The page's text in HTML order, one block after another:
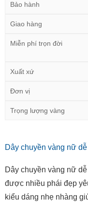
Bảo hành
Giao hàng
Miễn phí trọn đời
Xuất xứ
Đơn vị
Trọng lượng vàng
Dây chuyền vàng nữ
Dây chuyền vàng nữ
được nhiều phái đẹp
kiểu dáng nhẹ nhàng